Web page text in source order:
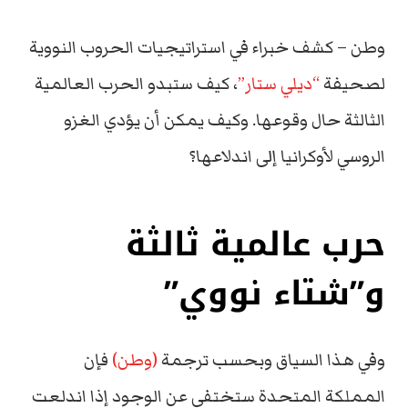
وطن – كشف خبراء في استراتيجيات الحروب النووية
لصحيفة“ديلي ستار”، كيف ستبدو الحرب العالمية
الثالثة حال وقوعها. وكيف يمكن أن يؤدي الغزو
الروسي لأوكرانيا إلى اندلاعها؟
حرب عالمية ثالثة
و”شتاء نووي”
وفي هذا السياق وبحسب ترجمة(وطن) فإن
المملكة المتحدة ستختفي عن الوجود إذا اندلعت